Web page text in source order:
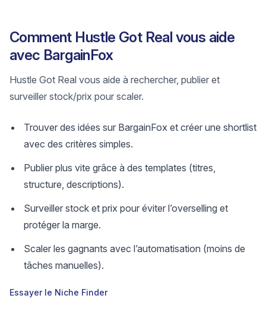
Comment Hustle Got Real vous aide
avec BargainFox
Hustle Got Real vous aide à rechercher, publier et
surveiller stock/prix pour scaler.
Trouver des idées sur BargainFox et créer une shortlist
avec des critères simples.
Publier plus vite grâce à des templates (titres,
structure, descriptions).
Surveiller stock et prix pour éviter l’overselling et
protéger la marge.
Scaler les gagnants avec l’automatisation (moins de
tâches manuelles).
Essayer le Niche Finder